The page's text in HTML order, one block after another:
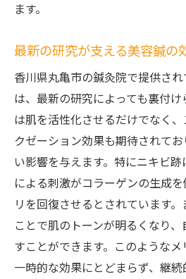
ます。
最新の研究が支える美容鍼の
香川県丸亀市の鍼灸院で提供さ
は、最新の研究によっても裏付
は肌を活性化させるだけでなく
クゼーション効果も期待されて
い影響を与えます。特にニキビ
による刺激がコラーゲンの生成
リを回復させるとされています
ことで肌のトーンが明るくなり
すことができます。このような
一時的な効果にとどまらず、継